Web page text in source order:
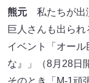
熊元 私たちが出
巨人さんも出ら
イベント「オー
な』」（8月28日
そのとき「M-1頑